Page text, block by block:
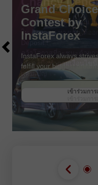
เข้าร่วมกา
ฝากเงินในบัญชีของคุณใ
ใน สิงหาคม ทางเราได้ออก
คว้าโอกาสที่จะชนะด้วยก
เทรด เมื่อทำตามเงื่อนไข
แคมเปญ
เข้าร่วมการ